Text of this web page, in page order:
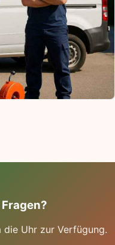
die Uhr zur Verfügung.